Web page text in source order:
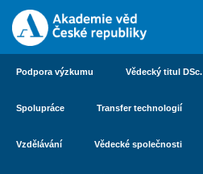
Podpora výzkumu Vědecký titul DSc.
Spolupráce Transfer technologií
Vzdělávání Vědecké společnosti